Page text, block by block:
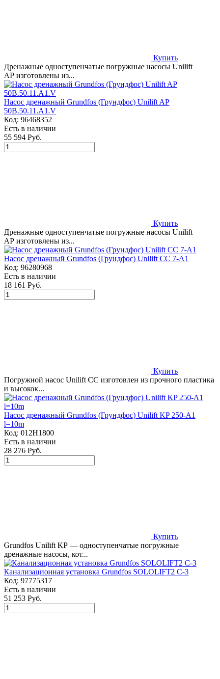
Купить
Дренажные одноступенчатые погружные насосы Unilift
AP изготовлены из...
Насос дренажный Grundfos (Грундфос) Unilift AP
50B.50.11.A1.V
Код: 96468352
Есть в наличии
55 594 Руб.
Купить
Дренажные одноступенчатые погружные насосы Unilift
AP изготовлены из...
Насос дренажный Grundfos (Грундфос) Unilift CC 7-A1
Код: 96280968
Есть в наличии
18 161 Руб.
Купить
Погружной насос Unilift CC изготовлен из прочного пластика
и высокок...
Насос дренажный Grundfos (Грундфос) Unilift KP 250-A1
l=10m
Код: 012H1800
Есть в наличии
28 276 Руб.
Купить
Grundfos Unilift KP — одноступенчатые погружные
дренажные насосы, кот...
Канализационная установка Grundfos SOLOLIFT2 C-3
Код: 97775317
Есть в наличии
51 253 Руб.